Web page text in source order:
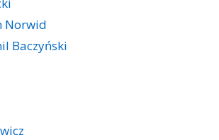
Norwid
Baczyński